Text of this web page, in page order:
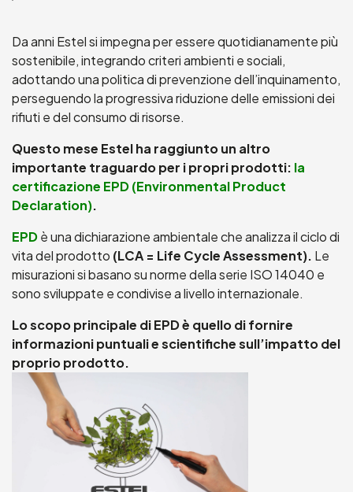
Da anni Estel si impegna per essere quotidianamente più
sostenibile, integrando criteri ambienti e sociali,
adottando una politica di prevenzione dell’inquinamento,
perseguendo la progressiva riduzione delle emissioni dei
rifiuti e del consumo di risorse.
Questo mese Estel ha raggiunto un altro
importante traguardo per i propri prodotti: la
certificazione EPD (Environmental Product
Declaration).
EPDè una dichiarazione ambientale che analizza il ciclo di
vita del prodotto (LCA = Life Cycle Assessment). Le
misurazioni si basano su norme della serie ISO 14040 e
sono sviluppate e condivise a livello internazionale.
Lo scopo principale di EPD è quello di fornire
informazioni puntuali e scientifiche sull’impatto del
proprio prodotto.